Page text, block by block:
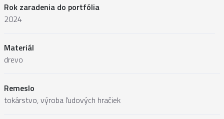
Rok zaradenia do portfólia
2024
Materiál
drevo
Remeslo
tokárstvo, výroba ľudových hračiek